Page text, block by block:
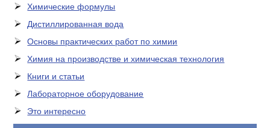
Химические формулы
Дистиллированная вода
Основы практических работ по химии
Химия на производстве и химическая технология
Книги и статьи
Лабораторное оборудование
Это интересно